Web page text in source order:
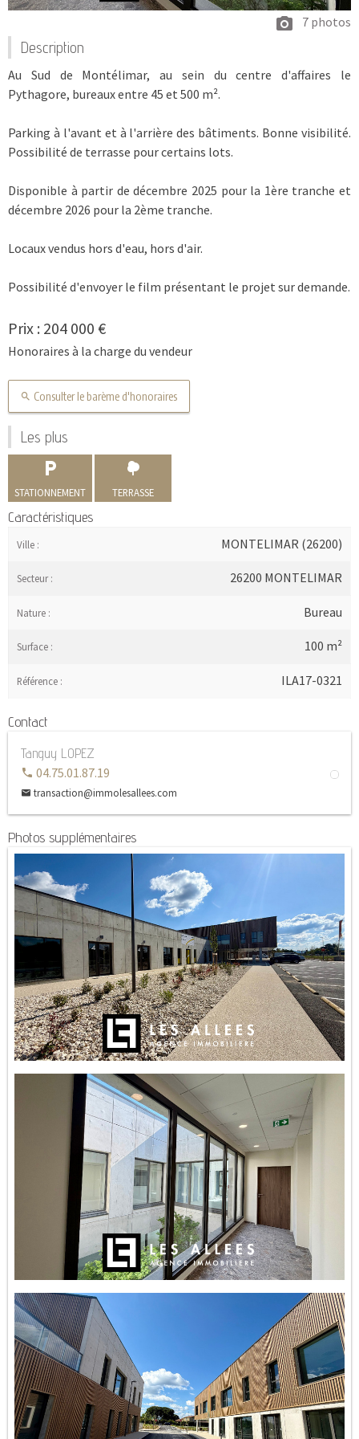
7 photos
Description
Au Sud de Montélimar, au sein du centre d'affaires le
Pythagore, bureaux entre 45 et 500 m².
Parking à l'avant et à l'arrière des bâtiments. Bonne visibilité.
Possibilité de terrasse pour certains lots.
Disponible à partir de décembre 2025 pour la 1ère tranche et
décembre 2026 pour la 2ème tranche.
Locaux vendus hors d'eau, hors d'air.
Possibilité d'envoyer le film présentant le projet sur demande.
Prix : 204 000 €
Honoraires à la charge du vendeur
Consulter le barème d'honoraires
Les plus
STATIONNEMENT TERRASSE
Caractéristiques
Ville : MONTELIMAR (26200)
Secteur : 26200 MONTELIMAR
Nature : Bureau
Surface : 100 m²
Référence : ILA17-0321
Contact
Tanguy LOPEZ
04.75.01.87.19
transaction@immolesallees.com
Photos supplémentaires